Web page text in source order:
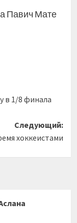
Павич Мате
в 1/8 финала
Следующий:
хоккеистами